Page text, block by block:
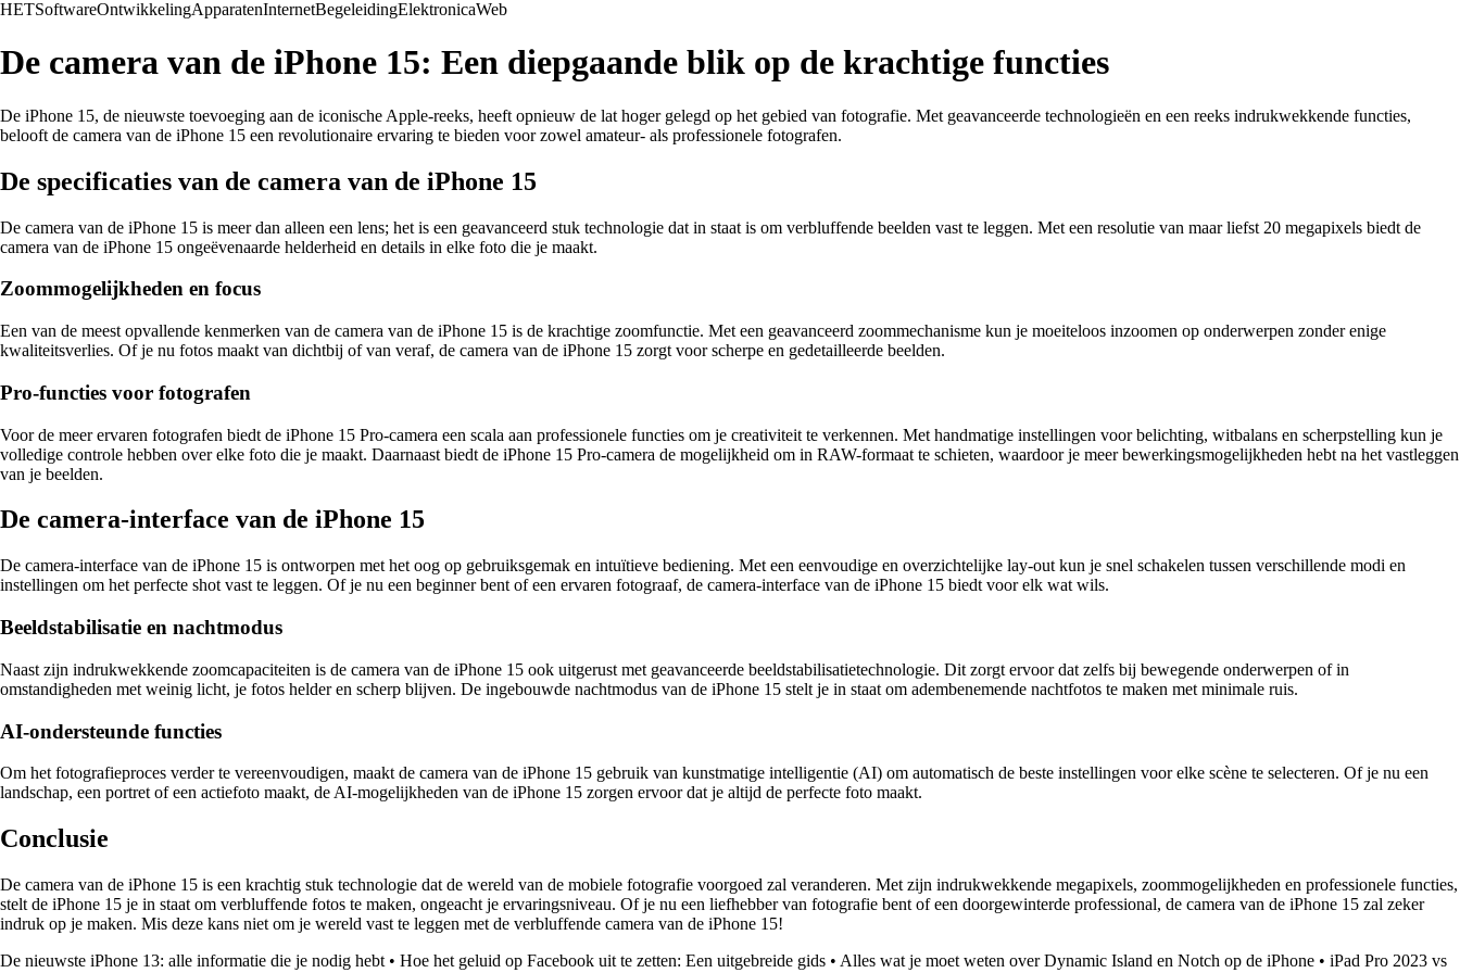
HETSoftwareOntwikkelingApparatenInternetBegeleidingElektronicaWeb
De camera van de iPhone 15: Een diepgaande blik op de krachtige functies
De iPhone 15, de nieuwste toevoeging aan de iconische Apple-reeks, heeft opnieuw de lat hoger gelegd op het gebied van fotografie. Met geavanceerde technologieën en een reeks indrukwekkende functies,
belooft de camera van de iPhone 15 een revolutionaire ervaring te bieden voor zowel amateur- als professionele fotografen.
De specificaties van de camera van de iPhone 15
De camera van de iPhone 15 is meer dan alleen een lens; het is een geavanceerd stuk technologie dat in staat is om verbluffende beelden vast te leggen. Met een resolutie van maar liefst 20 megapixels biedt de
camera van de iPhone 15 ongeëvenaarde helderheid en details in elke foto die je maakt.
Zoommogelijkheden en focus
Een van de meest opvallende kenmerken van de camera van de iPhone 15 is de krachtige zoomfunctie. Met een geavanceerd zoommechanisme kun je moeiteloos inzoomen op onderwerpen zonder enige
kwaliteitsverlies. Of je nu fotos maakt van dichtbij of van veraf, de camera van de iPhone 15 zorgt voor scherpe en gedetailleerde beelden.
Pro-functies voor fotografen
Voor de meer ervaren fotografen biedt de iPhone 15 Pro-camera een scala aan professionele functies om je creativiteit te verkennen. Met handmatige instellingen voor belichting, witbalans en scherpstelling kun je
volledige controle hebben over elke foto die je maakt. Daarnaast biedt de iPhone 15 Pro-camera de mogelijkheid om in RAW-formaat te schieten, waardoor je meer bewerkingsmogelijkheden hebt na het vastleggen
van je beelden.
De camera-interface van de iPhone 15
De camera-interface van de iPhone 15 is ontworpen met het oog op gebruiksgemak en intuïtieve bediening. Met een eenvoudige en overzichtelijke lay-out kun je snel schakelen tussen verschillende modi en
instellingen om het perfecte shot vast te leggen. Of je nu een beginner bent of een ervaren fotograaf, de camera-interface van de iPhone 15 biedt voor elk wat wils.
Beeldstabilisatie en nachtmodus
Naast zijn indrukwekkende zoomcapaciteiten is de camera van de iPhone 15 ook uitgerust met geavanceerde beeldstabilisatietechnologie. Dit zorgt ervoor dat zelfs bij bewegende onderwerpen of in
omstandigheden met weinig licht, je fotos helder en scherp blijven. De ingebouwde nachtmodus van de iPhone 15 stelt je in staat om adembenemende nachtfotos te maken met minimale ruis.
AI-ondersteunde functies
Om het fotografieproces verder te vereenvoudigen, maakt de camera van de iPhone 15 gebruik van kunstmatige intelligentie (AI) om automatisch de beste instellingen voor elke scène te selecteren. Of je nu een
landschap, een portret of een actiefoto maakt, de AI-mogelijkheden van de iPhone 15 zorgen ervoor dat je altijd de perfecte foto maakt.
Conclusie
De camera van de iPhone 15 is een krachtig stuk technologie dat de wereld van de mobiele fotografie voorgoed zal veranderen. Met zijn indrukwekkende megapixels, zoommogelijkheden en professionele functies,
stelt de iPhone 15 je in staat om verbluffende fotos te maken, ongeacht je ervaringsniveau. Of je nu een liefhebber van fotografie bent of een doorgewinterde professional, de camera van de iPhone 15 zal zeker
indruk op je maken. Mis deze kans niet om je wereld vast te leggen met de verbluffende camera van de iPhone 15!
De nieuwste iPhone 13: alle informatie die je nodig hebt • Hoe het geluid op Facebook uit te zetten: Een uitgebreide gids • Alles wat je moet weten over Dynamic Island en Notch op de iPhone • iPad Pro 2023 vs